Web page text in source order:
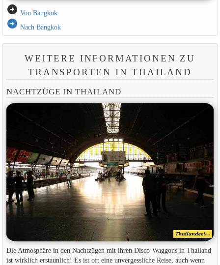
arrow_circle_right Von Bangkok
arrow_circle_right Nach Bangkok
WEITERE INFORMATIONEN ZU
TRANSPORTEN IN THAILAND
NACHTZÜGE IN THAILAND
Die Atmosphäre in den Nachtzügen mit ihren Disco-Waggons in Thailand
ist wirklich erstaunlich! Es ist oft eine unvergessliche Reise, auch wenn